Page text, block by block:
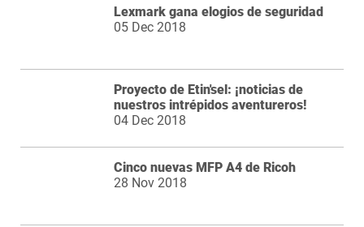
Lexmark gana elogios de seguridad
05 Dec 2018
Proyecto de Etin'sel: ¡noticias de
nuestros intrépidos aventureros!
04 Dec 2018
Cinco nuevas MFP A4 de Ricoh
28 Nov 2018